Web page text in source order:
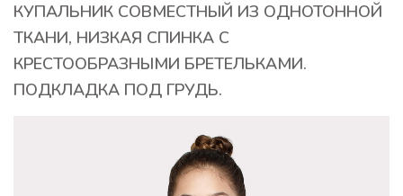
КУПАЛЬНИК СОВМЕСТНЫЙ ИЗ ОДНОТОННОЙ
ТКАНИ, НИЗКАЯ СПИНКА С
КРЕСТООБРАЗНЫМИ БРЕТЕЛЬКАМИ.
ПОДКЛАДКА ПОД ГРУДЬ.